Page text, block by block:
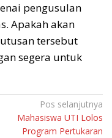
pengusulan
Apakah akan
tersebut
segera untuk
Pos selanjutnya
Mahasiswa UTI Lolos
Program Pertukaran